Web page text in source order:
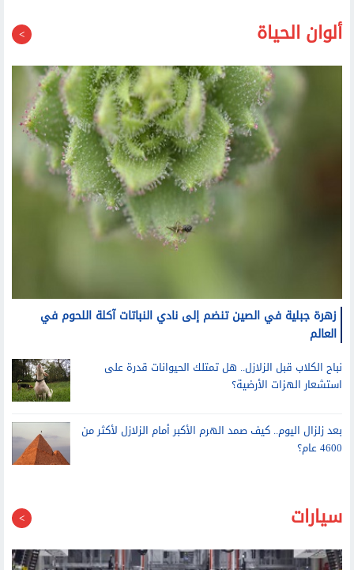
ألوان الحياة
زهرة جبلية في الصين تنضم إلى نادي النباتات آكلة اللحوم في
العالم
نباح الكلاب قبل الزلازل.. هل تمتلك الحيوانات قدرة على
بعد زلزال اليوم.. كيف صمد الهرم الأكبر أمام الزلازل لأكثر من
سيارات